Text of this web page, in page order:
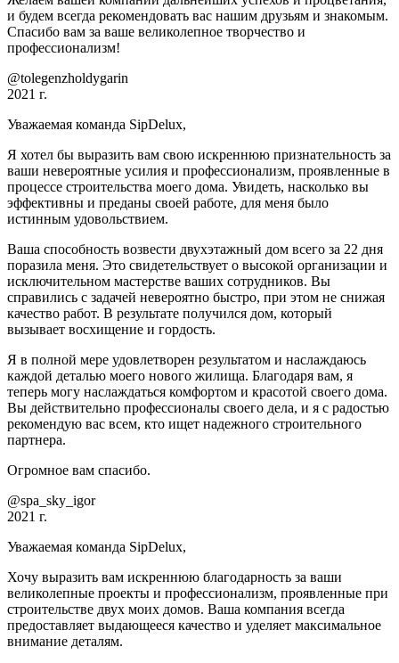
и будем всегда рекомендовать вас нашим друзьям и знакомым.
Спасибо вам за ваше великолепное творчество и
профессионализм!
@tolegenzholdygarin
2021 г.
Уважаемая команда SipDelux,
Я хотел бы выразить вам свою искреннюю признательность за
ваши невероятные усилия и профессионализм, проявленные в
процессе строительства моего дома. Увидеть, насколько вы
эффективны и преданы своей работе, для меня было
истинным удовольствием.
Ваша способность возвести двухэтажный дом всего за 22 дня
поразила меня. Это свидетельствует о высокой организации и
исключительном мастерстве ваших сотрудников. Вы
справились с задачей невероятно быстро, при этом не снижая
качество работ. В результате получился дом, который
вызывает восхищение и гордость.
Я в полной мере удовлетворен результатом и наслаждаюсь
каждой деталью моего нового жилища. Благодаря вам, я
теперь могу наслаждаться комфортом и красотой своего дома.
Вы действительно профессионалы своего дела, и я с радостью
рекомендую вас всем, кто ищет надежного строительного
партнера.
Огромное вам спасибо.
@spa_sky_igor
2021 г.
Уважаемая команда SipDelux,
Хочу выразить вам искреннюю благодарность за ваши
великолепные проекты и профессионализм, проявленные при
строительстве двух моих домов. Ваша компания всегда
предоставляет выдающееся качество и уделяет максимальное
внимание деталям.